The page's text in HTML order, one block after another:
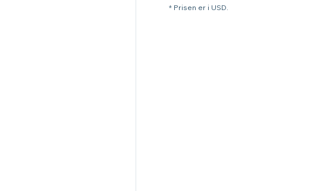
* Prisen er i USD.